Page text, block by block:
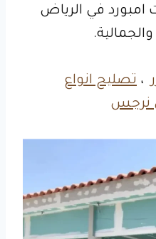
امبورد في الرياض
، تصليح انواع
نرجس